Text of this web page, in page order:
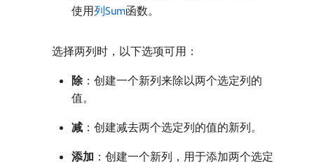
使用列Sum函数。
选择两列时，以下选项可用：
除：创建一个新列来除以两个选定列的
值。
减 ：创建减去两个选定列的值的新列。
添加 ：创建一个新列，用于添加两个选定